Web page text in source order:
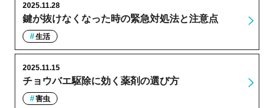
鍵が抜けなくなった時の緊急対処法と注意点
2025.11.28
生活
チョウバエ駆除に効く薬剤の選び方
2025.11.15
害虫